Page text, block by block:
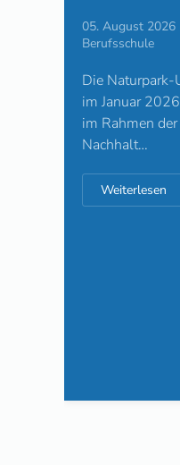
05. August 2026
Berufsschule
Die
im Januar
im Rahmen
Nachhalt…
Weiterlesen